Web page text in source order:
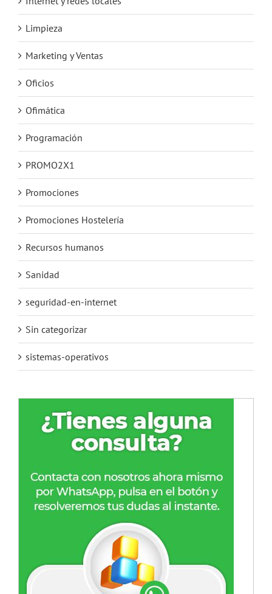
Limpieza
Marketing y Ventas
Oficios
Ofimática
Programación
PROMO2X1
Promociones
Promociones Hostelería
Recursos humanos
Sanidad
seguridad-en-internet
Sin categorizar
sistemas-operativos